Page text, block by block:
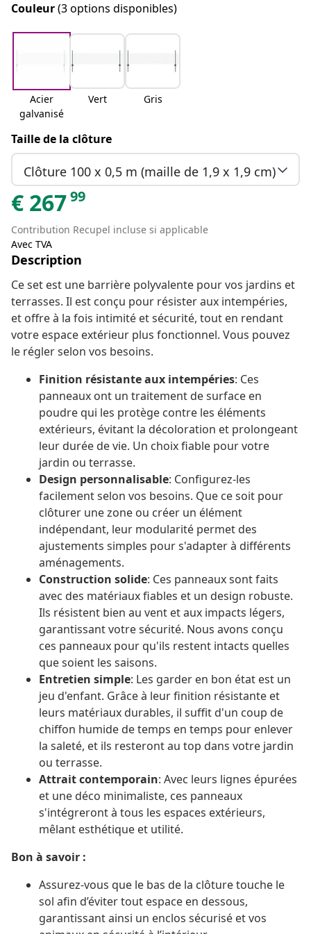
Couleur(3 options disponibles)
Acier
galvanisé
Vert Gris
Taille de la clôture
Clôture 100 x 0,5 m (maille de 1,9 x 1,9 cm)
€ 26799
Contribution Recupel incluse si applicable
Avec TVA
Description
Ce set est une barrière polyvalente pour vos jardins et
terrasses. Il est conçu pour résister aux intempéries,
et offre à la fois intimité et sécurité, tout en rendant
votre espace extérieur plus fonctionnel. Vous pouvez
le régler selon vos besoins.
Finition résistante aux intempéries: Ces
panneaux ont un traitement de surface en
poudre qui les protège contre les éléments
extérieurs, évitant la décoloration et prolongeant
leur durée de vie. Un choix fiable pour votre
jardin ou terrasse.
Design personnalisable: Configurez-les
facilement selon vos besoins. Que ce soit pour
clôturer une zone ou créer un élément
indépendant, leur modularité permet des
ajustements simples pour s'adapter à différents
aménagements.
Construction solide: Ces panneaux sont faits
avec des matériaux fiables et un design robuste.
Ils résistent bien au vent et aux impacts légers,
garantissant votre sécurité. Nous avons conçu
ces panneaux pour qu'ils restent intacts quelles
que soient les saisons.
Entretien simple: Les garder en bon état est un
jeu d'enfant. Grâce à leur finition résistante et
leurs matériaux durables, il suffit d'un coup de
chiffon humide de temps en temps pour enlever
la saleté, et ils resteront au top dans votre jardin
ou terrasse.
Attrait contemporain: Avec leurs lignes épurées
et une déco minimaliste, ces panneaux
s'intégreront à tous les espaces extérieurs,
mêlant esthétique et utilité.
Bon à savoir :
Assurez-vous que le bas de la clôture touche le
sol afin d’éviter tout espace en dessous,
garantissant ainsi un enclos sécurisé et vos